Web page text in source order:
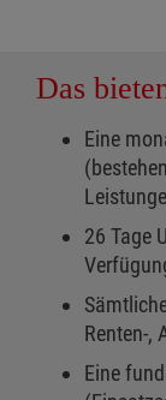
Das
Eine
26 Tage
Renten-,
Eine